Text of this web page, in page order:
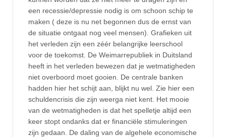
een recessie/depressie nodig is om schoon schip te
maken ( deze is nu net begonnen dus de ernst van
de situatie ontgaat nog veel mensen). Grafieken uit
het verleden zijn een zéér belangrijke leerschool
voor de toekomst. De Weimarrepubliek in Duitsland
heeft in het verleden bewezen dat je wetmatigheden
niet overboord moet gooien. De centrale banken
hadden hier het schijt aan, blijkt nu wel. Zie hier een
schuldencrisis die zijn weerga niet kent. Het mooie
van de wetmatigheden is dat het spelletje altijd een
keer stopt ondanks dat er financiële stimuleringen
zijn gedaan. De daling van de algehele economische